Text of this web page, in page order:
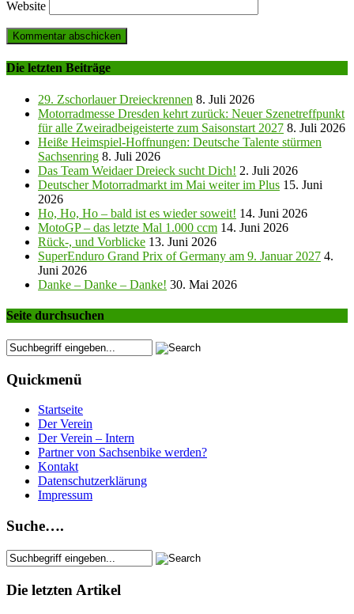
Website
Die letzten Beiträge
29. Zschorlauer Dreieckrennen 8. Juli 2026
Motorradmesse Dresden kehrt zurück: Neuer Szenetreffpunkt
für alle Zweiradbeigeisterte zum Saisonstart 2027 8. Juli 2026
Heiße Heimspiel-Hoffnungen: Deutsche Talente stürmen
Sachsenring 8. Juli 2026
Das Team Weidaer Dreieck sucht Dich! 2. Juli 2026
Deutscher Motorradmarkt im Mai weiter im Plus 15. Juni
2026
Ho, Ho, Ho – bald ist es wieder soweit! 14. Juni 2026
MotoGP – das letzte Mal 1.000 ccm 14. Juni 2026
Rück-, und Vorblicke 13. Juni 2026
SuperEnduro Grand Prix of Germany am 9. Januar 2027 4.
Juni 2026
Danke – Danke – Danke! 30. Mai 2026
Seite durchsuchen
Quickmenü
Startseite
Der Verein
Der Verein – Intern
Partner von Sachsenbike werden?
Kontakt
Datenschutzerklärung
Impressum
Suche….
Die letzten Artikel